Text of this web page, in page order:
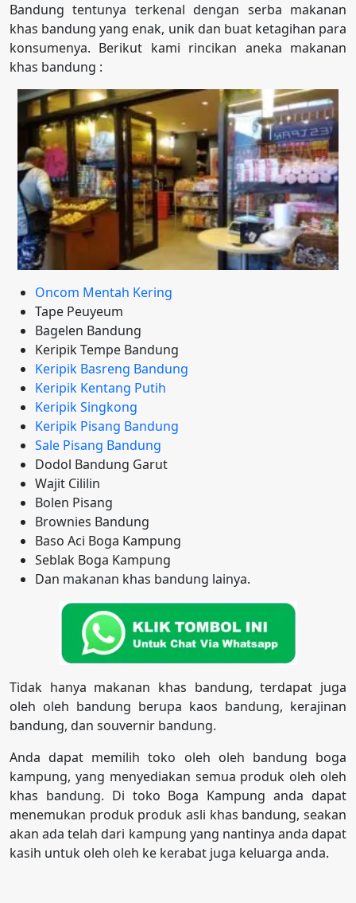
Bandung tentunya terkenal dengan serba makanan
khas bandung yang enak, unik dan buat ketagihan para
konsumenya. Berikut kami rincikan aneka makanan
khas bandung :
Oncom Mentah Kering
Tape Peuyeum
Bagelen Bandung
Keripik Tempe Bandung
Keripik Basreng Bandung
Keripik Kentang Putih
Keripik Singkong
Keripik Pisang Bandung
Sale Pisang Bandung
Dodol Bandung Garut
Wajit Cililin
Bolen Pisang
Brownies Bandung
Baso Aci Boga Kampung
Seblak Boga Kampung
Dan makanan khas bandung lainya.
Tidak hanya makanan khas bandung, terdapat juga
oleh oleh bandung berupa kaos bandung, kerajinan
bandung, dan souvernir bandung.
Anda dapat memilih toko oleh oleh bandung boga
kampung, yang menyediakan semua produk oleh oleh
khas bandung. Di toko Boga Kampung anda dapat
menemukan produk produk asli khas bandung, seakan
akan ada telah dari kampung yang nantinya anda dapat
kasih untuk oleh oleh ke kerabat juga keluarga anda.